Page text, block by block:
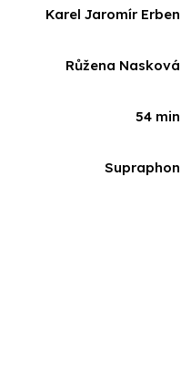
Karel Jaromír Erben
Růžena Nasková
54 min
Supraphon